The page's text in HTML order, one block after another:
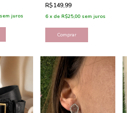
sem juros
R$149,99
6 x de R$25,00 sem juros
Comprar